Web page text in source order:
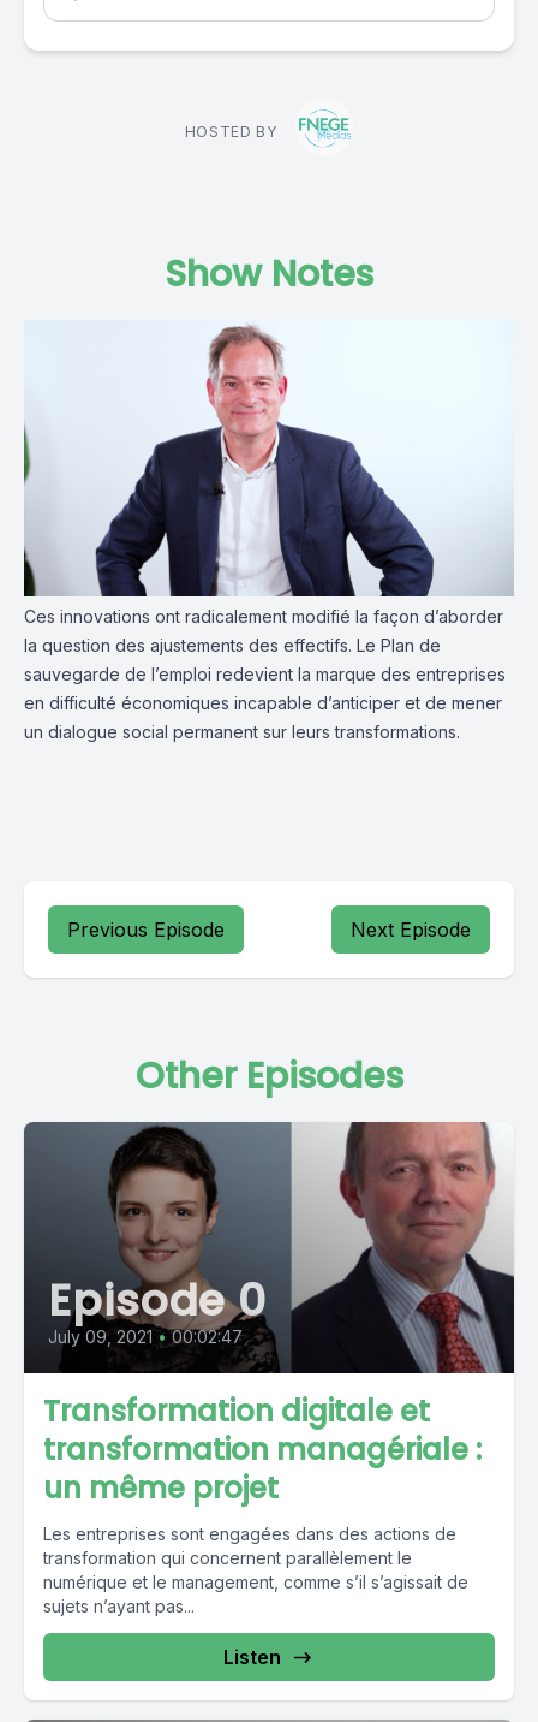
HOSTED BY
Show Notes
Ces innovations ont radicalement modifié la façon d’aborder
la question des ajustements des effectifs. Le Plan de
sauvegarde de l’emploi redevient la marque des entreprises
en difficulté économiques incapable d’anticiper et de mener
un dialogue social permanent sur leurs transformations.
Previous Episode Next Episode
Other Episodes
Episode 0
July 09, 2021 • 00:02:47
Transformation digitale et
transformation managériale :
un même projet
Les entreprises sont engagées dans des actions de
transformation qui concernent parallèlement le
numérique et le management, comme s’il s’agissait de
sujets n’ayant pas...
Listen